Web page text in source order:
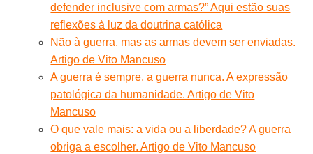
defender inclusive com armas?” Aqui estão suas
reflexões à luz da doutrina católica
Não à guerra, mas as armas devem ser enviadas.
Artigo de Vito Mancuso
A guerra é sempre, a guerra nunca. A expressão
patológica da humanidade. Artigo de Vito
Mancuso
O que vale mais: a vida ou a liberdade? A guerra
obriga a escolher. Artigo de Vito Mancuso